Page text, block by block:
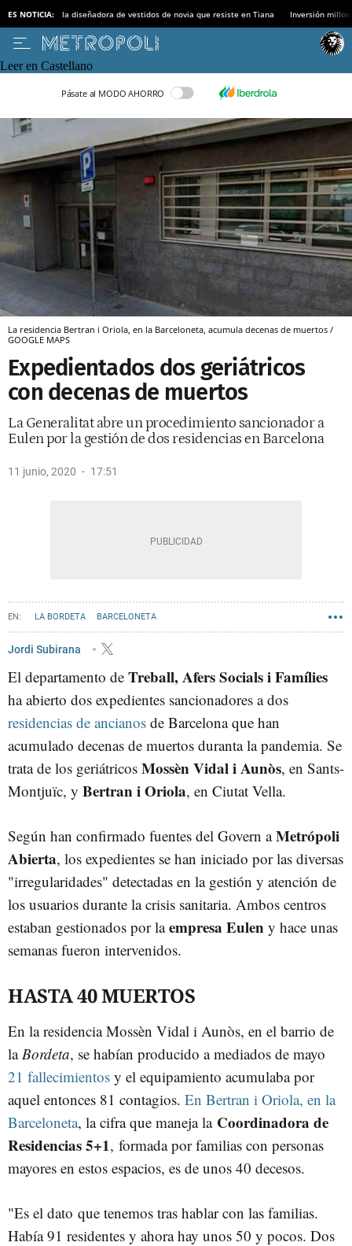
ES NOTICIA: la diseñadora de vestidos de novia que resiste en Tiana Inversión
Leer en Castellano
Pásate al MODO AHORRO
La residencia Bertran i Oriola, en la Barceloneta, acumula decenas de muertos /
GOOGLE MAPS
Expedientados dos geriátricos
con decenas de muertos
La Generalitat abre un procedimiento sancionador a
Eulen por la gestión de dos residencias en Barcelona
11 junio, 2020 17:51
LA BORDETA BARCELONETA
Jordi Subirana
El departamento de Treball, Afers Socials i Famílies
ha abierto dos expedientes sancionadores a dos
residencias de ancianos de Barcelona que han
acumulado decenas de muertos duranta la pandemia. Se
trata de los geriátricos Mossèn Vidal i Aunòs, en Sants-
Montjuïc, y Bertran i Oriola, en Ciutat Vella.
Según han confirmado fuentes del Govern aMetrópoli
Abierta, los expedientes se han iniciado por las diversas
"irregularidades" detectadas en la gestión y atención de
los usuarios durante la crisis sanitaria. Ambos centros
estaban gestionados por laempresa Eulen y hace unas
semanas fueron intervenidos.
HASTA 40 MUERTOS
En la residencia Mossèn Vidal i Aunòs, en el barrio de
laBordeta, se habían producido a mediados de mayo
21 fallecimientos y el equipamiento acumulaba por
aquel entonces 81 contagios. En Bertran i Oriola, en la
Barceloneta, la cifra que maneja la Coordinadora de
Residencias 5+1, formada por familias con personas
mayores en estos espacios, es de unos 40 decesos.
"Es el dato que tenemos tras hablar con las familias.
Había 91 residentes y ahora hay unos 50 y pocos. Dos